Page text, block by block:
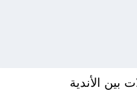
بين الأندية